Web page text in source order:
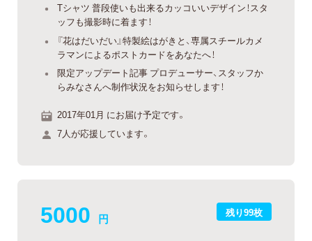
Tシャツ 普段使いも出来るカッコいいデザイン！スタ
ッフも撮影時に着ます！
『花はだいだい』特製絵はがきと、専属スチールカメ
ラマンによるポストカードをあなたへ！
限定アップデート記事 プロデューサー、スタッフか
らみなさんへ制作状況をお知らせします！
2017年01月 にお届け予定です。
7人が応援しています。
残り99枚
5000 円